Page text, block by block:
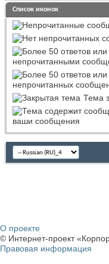
Список иконок
непрочитанными
непрочитанных
Тема
ваши сообщения
О проекте
© Интернет-проект
Правовая информация